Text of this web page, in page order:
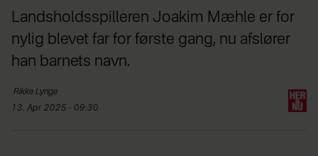
Landsholdsspilleren Joakim Mæhle er for
nylig blevet far for første gang, nu afslører
han barnets navn.
Rikke Lynge
13. Apr 2025 - 09:30